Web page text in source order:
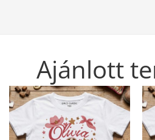
Ajánlott